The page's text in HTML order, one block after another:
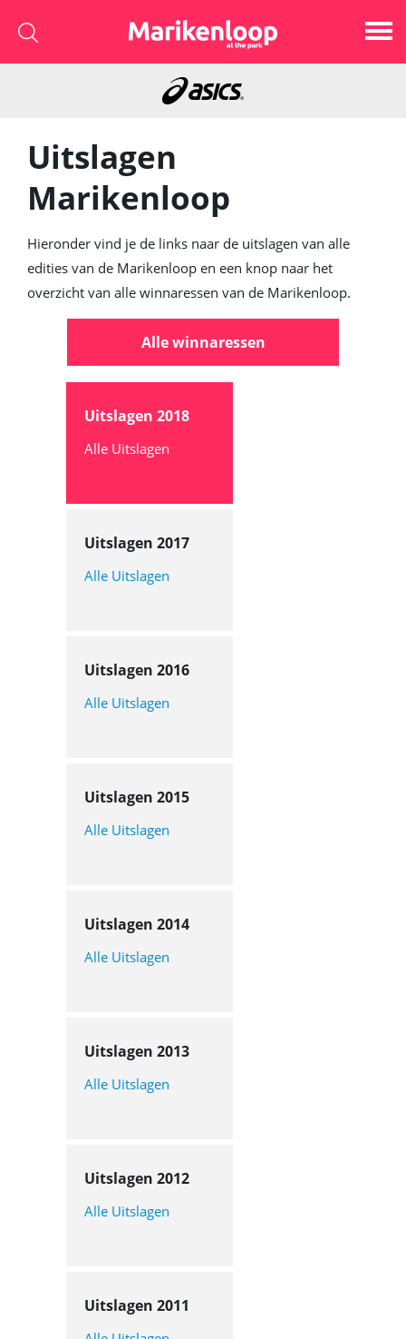
Uitslagen
Marikenloop
Hieronder vind je de links naar de uitslagen van alle
edities van de Marikenloop en een knop naar het
overzicht van alle winnaressen van de Marikenloop.
Alle winnaressen
Uitslagen 2018
Alle Uitslagen
Uitslagen 2017
Alle Uitslagen
Uitslagen 2016
Alle Uitslagen
Uitslagen 2015
Alle Uitslagen
Uitslagen 2014
Alle Uitslagen
Uitslagen 2013
Alle Uitslagen
Uitslagen 2012
Alle Uitslagen
Uitslagen 2011